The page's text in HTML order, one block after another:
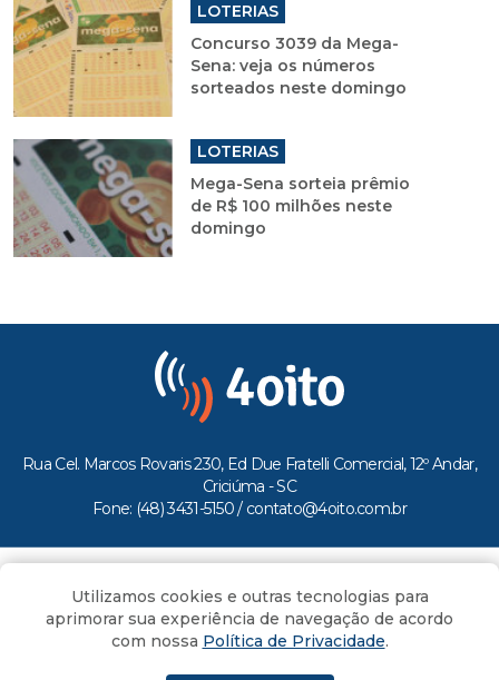
LOTERIAS
Concurso 3039 da Mega-
Sena: veja os números
sorteados neste domingo
LOTERIAS
Mega-Sena sorteia prêmio
de R$ 100 milhões neste
domingo
Rua Cel. Marcos Rovaris 230, Ed Due Fratelli Comercial, 12º Andar,
Criciúma - SC
Fone: (48) 3431-5150 / contato@4oito.com.br
Todos os direitos reservados ao Portal 4oito
Utilizamos cookies e outras tecnologias para
aprimorar sua experiência de navegação de acordo
com nossa Política de Privacidade.